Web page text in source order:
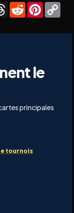
Threads
Reddit
le
principales
tournois